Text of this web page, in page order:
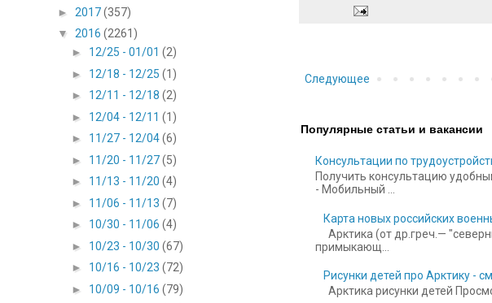
Следующее
Популярные статьи и вакансии
Консультации по
Получить консультацию
- Мобильный ...
Карта новых российских
Арктика (от др.греч.—
примыкающ...
Рисунки детей про Арктику -
Арктика рисунки детей
► 2017(357)
▼ 2016 (2261)
► 12/25 - 01/01 (2)
► 12/18 - 12/25 (1)
► 12/11 - 12/18 (2)
► 12/04 - 12/11 (1)
► 11/27 - 12/04(6)
► 11/20 - 11/27(5)
► 11/13 - 11/20 (4)
► 11/06 - 11/13 (7)
► 10/30 - 11/06 (4)
► 10/23 - 10/30 (67)
► 10/16 - 10/23 (72)
► 10/09 - 10/16 (79)